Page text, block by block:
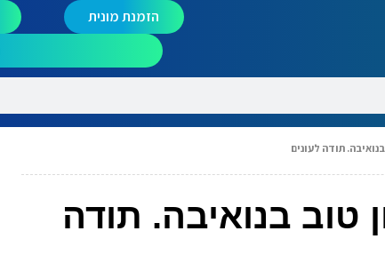
הזמנת מונית
תודה לעונים
בנואיבה. תודה